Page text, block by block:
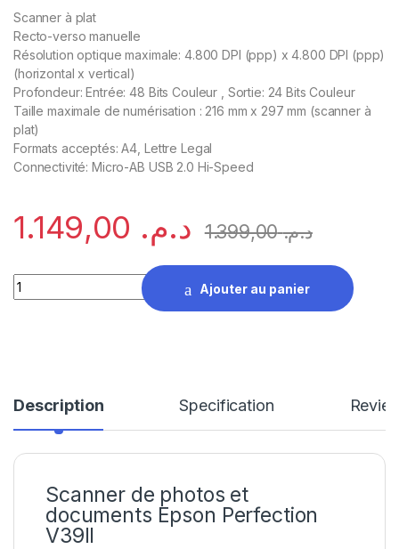
Scanner à plat
Recto-verso manuelle
Résolution optique maximale: 4.800 DPI (ppp) x 4.800 DPI (ppp)
(horizontal x vertical)
Profondeur: Entrée: 48 Bits Couleur , Sortie: 24 Bits Couleur
Taille maximale de numérisation : 216 mm x 297 mm (scanner à
plat)
Formats acceptés: A4, Lettre Legal
Connectivité: Micro-AB USB 2.0 Hi-Speed
د.م. د.م.1.399,00
Scanner de photos et documents Epson Perfection V39II
Ajouter au panier
Description Specification
Scanner de photos et
documents Epson Perfection
V39II